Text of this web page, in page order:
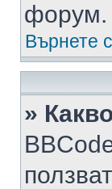
форум.
Върнете
»